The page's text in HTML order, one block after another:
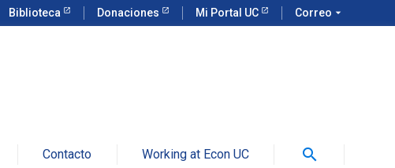
Biblioteca Donaciones Mi Portal UC Correo arrow_drop_down
Contacto Working at Econ UC search